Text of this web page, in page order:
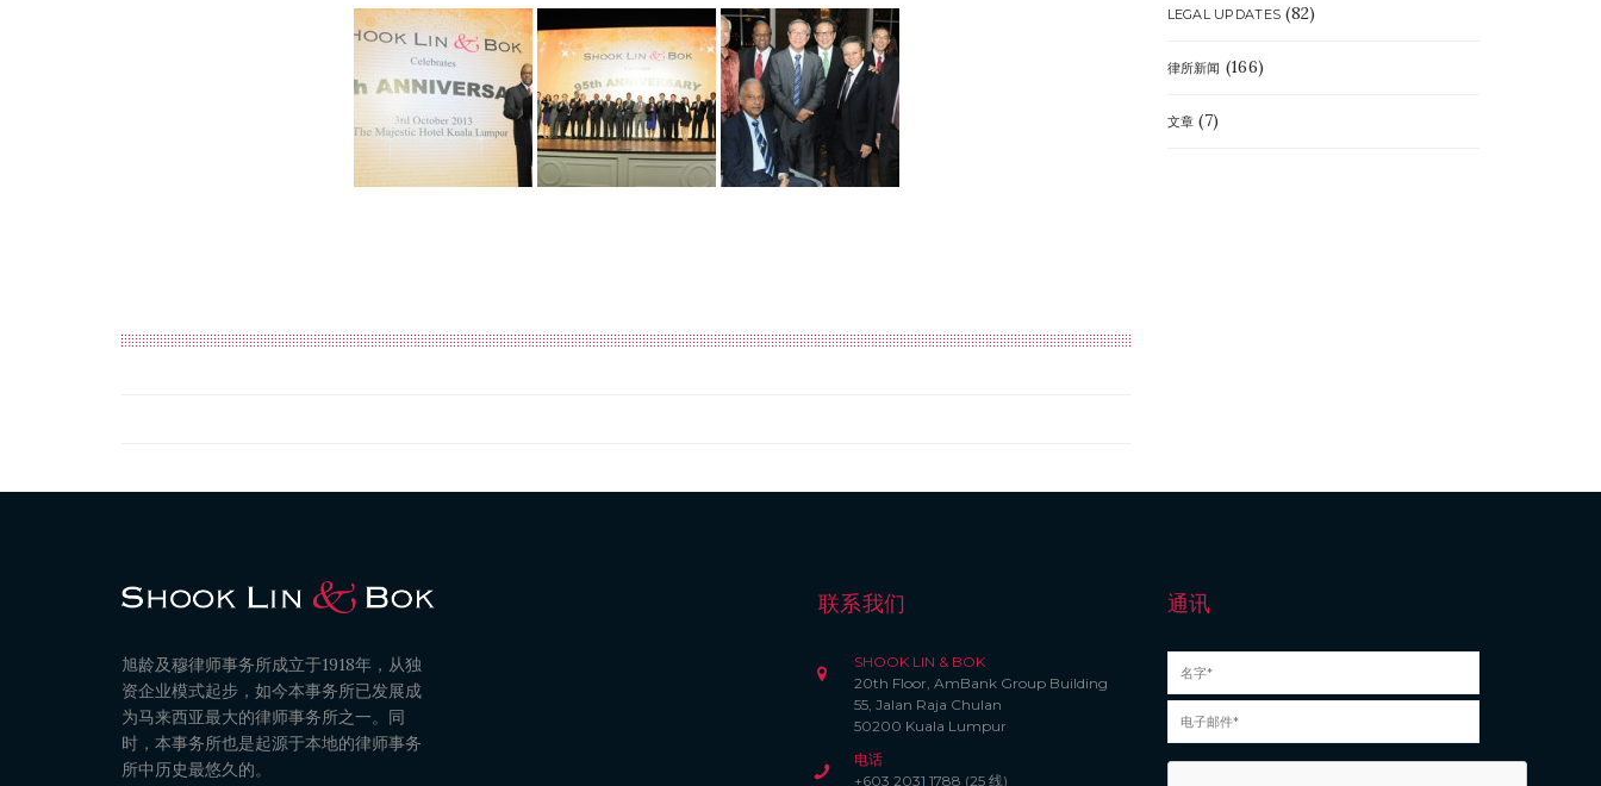
LEGAL UPDATES (82)
律所新闻 (166)
文章 (7)
旭龄及穆律师事务所成立于1918年，从独
资企业模式起步，如今本事务所已发展成
为马来西亚最大的律师事务所之一。同
时，本事务所也是起源于本地的律师事务
所中历史最悠久的。
联系我们
SHOOK LIN & BOK
20th Floor, AmBank Group Building
55, Jalan Raja Chulan
50200 Kuala Lumpur
电话
+603 2031 1788 (25 线)
通讯